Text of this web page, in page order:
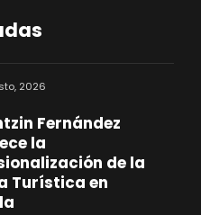
2026
Fernández
la
de la
Turística en